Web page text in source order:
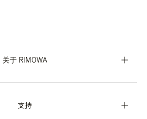
关于 RIMOWA
支持